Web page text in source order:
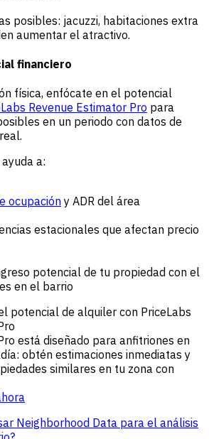
posibles: jacuzzi, habitaciones extra
aumentar el atractivo.
financiero
física, enfócate en el potencial
Revenue Estimator Pro para
en un periodo con datos de
a:
ocupación y ADR del área
estacionales que afectan precio
potencial de tu propiedad con el
en el barrio
potencial de alquiler con PriceLabs
está diseñado para anfitriones en
obtén estimaciones inmediatas y
similares en tu zona con
Neighborhood Data para el análisis